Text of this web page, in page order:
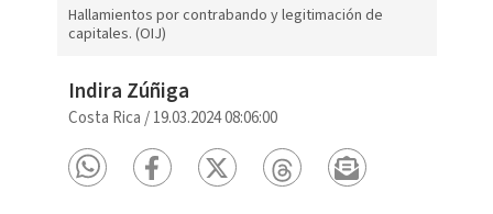
Hallamientos por contrabando y legitimación de
capitales. (OIJ)
Indira Zúñiga
Costa Rica /19.03.2024 08:06:00